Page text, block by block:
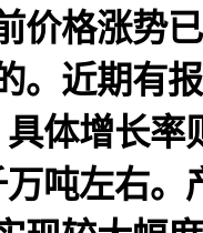
价格涨势
。近期有
体增长率
吨左右